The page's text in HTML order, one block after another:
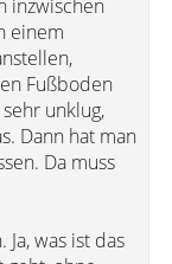
inzwischen
einem
Fußboden
unklug,
Dann hat man
Da muss
was ist das